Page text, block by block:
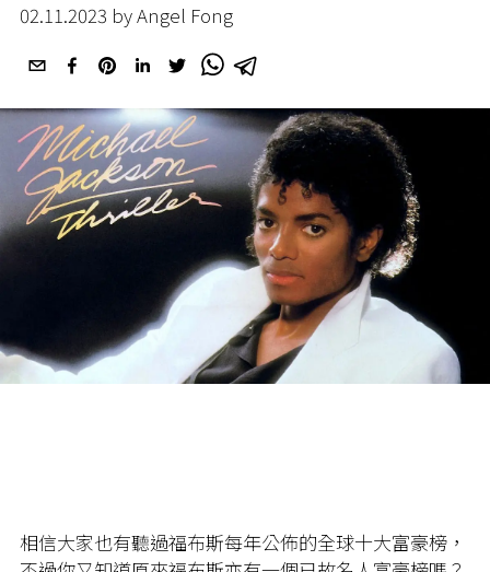
02.11.2023 by Angel Fong
相信大家也有聽過福布斯每年公佈的全球十大富豪榜，